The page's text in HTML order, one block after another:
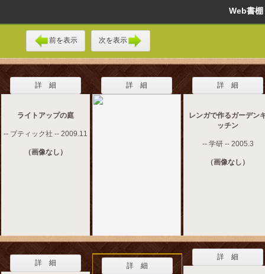
Web書
前を表示 次を表示
詳 細
ライトアップの庭
-- ブティック社 -- 2009.11
（画像なし）
詳 細 詳 細
レンガで作るガーデン
ッチン
-- 学研 -- 2005.3
（画像なし）
詳 細 詳 細
詳 細